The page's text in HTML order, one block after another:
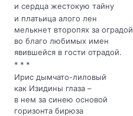
и сердца жестокую тайну
и платьица алого лен
мелькнет второпях за оградой
во благо любимых имен
явившейся в гости отрадой.
* * *
Ирис дымчато-лиловый
как Изидины глаза –
в нем за синею основой
горизонта бирюза